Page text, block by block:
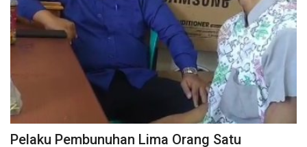
Diduga Menghina Abah Guru Sekumpul Di